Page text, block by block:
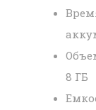
8 ГБ